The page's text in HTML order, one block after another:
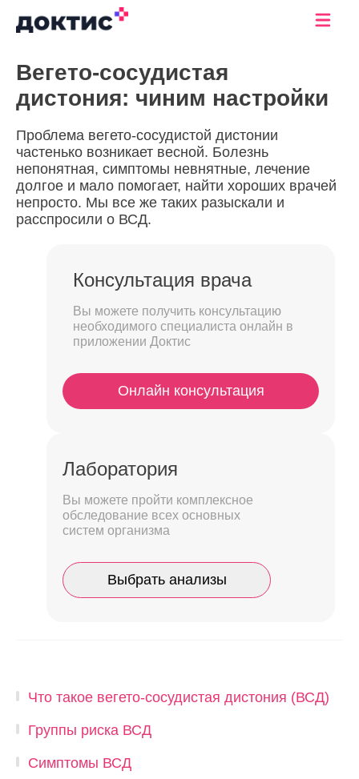
Вегето-сосудистая
дистония: чиним настройки
Проблема вегето-сосудистой дистонии
частенько возникает весной. Болезнь
непонятная, симптомы невнятные, лечение
долгое и мало помогает, найти хороших врачей
непросто. Мы все же таких разыскали и
расспросили о ВСД.
Консультация врача
Вы можете получить консультацию
необходимого специалиста онлайн в
приложении Доктис
Онлайн консультация
Лаборатория
Вы можете пройти комплексное
обследование всех основных
систем организма
Выбрать анализы
Что такое вегето-сосудистая дистония (ВСД)
Группы риска ВСД
Симптомы ВСД